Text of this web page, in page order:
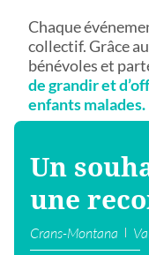
Chaque
collectif. Grâce
bénévoles et
de grandir et
enfants malades.
Un
une
Crans-Montana